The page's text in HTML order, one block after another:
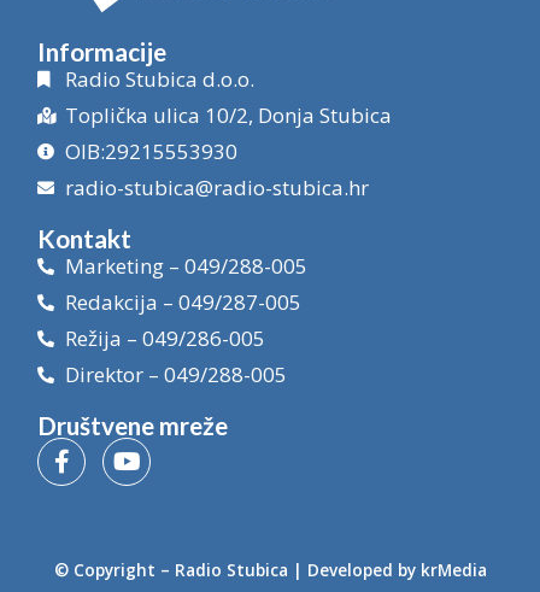
Informacije
Radio Stubica d.o.o.
Toplička ulica 10/2, Donja Stubica
OIB:29215553930
radio-stubica@radio-stubica.hr
Kontakt
Marketing – 049/288-005
Redakcija – 049/287-005
Režija – 049/286-005
Direktor – 049/288-005
Društvene mreže
© Copyright – Radio Stubica | Developed by krMedia